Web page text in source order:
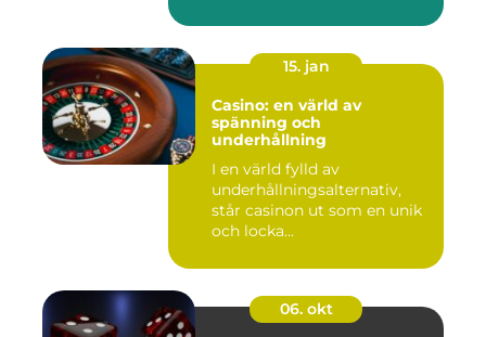
15. jan
Casino: en värld av
spänning och
underhållning
I en värld fylld av
underhållningsalternativ,
står casinon ut som en unik
och locka...
06. okt